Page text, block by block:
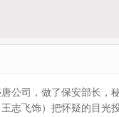
公司，做了保安部长，
志飞饰）把怀疑的目